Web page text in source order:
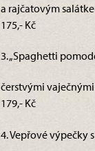
a rajčatovým
175,- Kč
3. „Spaghetti
čerstvými
179,- Kč
4. Vepřové výpečky